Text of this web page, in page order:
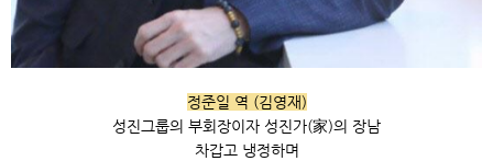
정준일 역 (김영재)
성진그룹의 부회장이자 성진가(家)의 장남
차갑고 냉정하며